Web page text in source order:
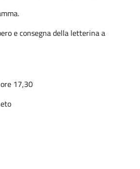
e consegna della letterina a
17,30